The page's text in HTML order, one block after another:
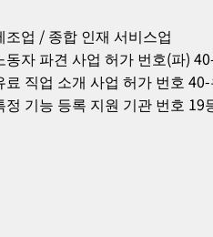
조업 / 종합 인재 서비스업
동자 파견 사업 허가 번호(파)
료 직업 소개 사업 허가 번호
정 기능 등록 지원 기관 번호 19